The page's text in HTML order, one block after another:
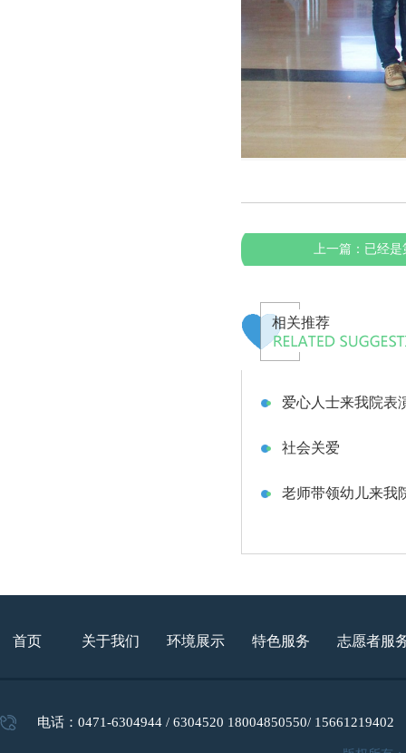
上一篇： 已经是
相关推荐
爱心人士来我院表
社会关爱
老师带领幼儿来我
首页 关于我们 环境展示 特色服务 志愿者服
电话：0471-6304944 / 6304520 18004850550/ 15661219402